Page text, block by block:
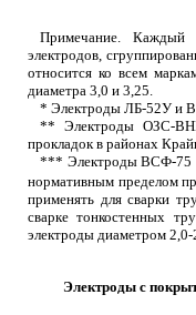
Примечание. Каждый
электродов,
относится ко всем
диаметра 3,0 и 3,25.
* Электроды ЛБ-52У и
** Электроды ОЗС-
прокладок в районах
*** Электроды ВСФ-75
нормативным пределом
применять для сварки
сварке тонкостенных
электроды диаметром
Электроды с